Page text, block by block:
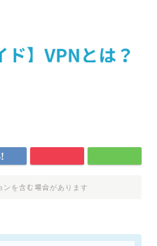
を含む場合があります